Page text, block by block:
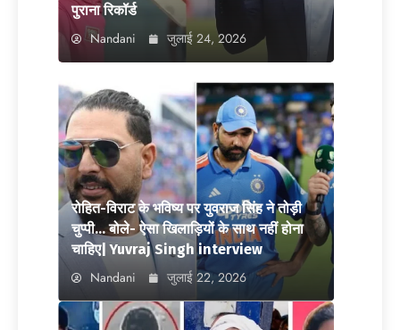
पुराना रिकॉर्ड
Nandani जुलाई 24, 2026
रोहित-विराट के भविष्य पर युवराज सिंह ने तोड़ी
चुप्पी… बोले- ऐसा खिलाड़ियों के साथ नहीं होना
चाहिए| Yuvraj Singh interview
Nandani जुलाई 22, 2026